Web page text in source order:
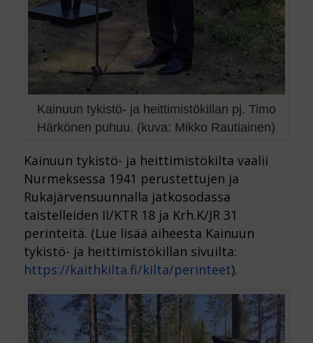
Kainuun tykistö- ja heittimistökillan pj. Timo
Härkönen puhuu. (kuva: Mikko Rautiainen)
Kainuun tykistö- ja heittimistökilta vaalii
Nurmeksessa 1941 perustettujen ja
Rukajärvensuunnalla jatkosodassa
taistelleiden II/KTR 18 ja Krh.K/JR 31
perinteitä. (Lue lisää aiheesta Kainuun
tykistö- ja heittimistökillan sivuilta:
https://kaithkilta.fi/kilta/perinteet).